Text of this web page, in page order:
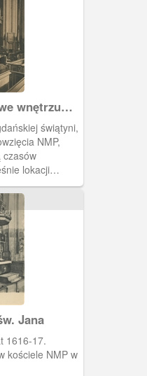
wnętrzu
NMP
świątyni,
NMP,
czasów
lokacji
Pełnił on
Był on
aż
w
XVI w. został
kilkaset lat
świątyni
Bogate
mierze
w czasie II
to również
jest na zdjęciu.
zajęła ambona
Jana
1616-17.
kościele NMP w